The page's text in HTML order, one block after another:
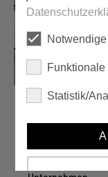
Über einzA
Statistik/